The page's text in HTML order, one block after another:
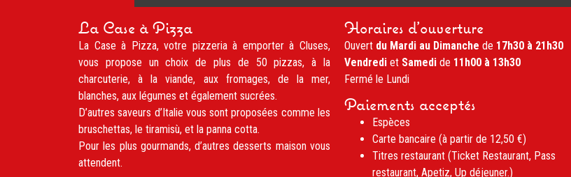
La Case à Pizza
La Case à Pizza, votre pizzeria à emporter à Cluses,
vous propose un choix de plus de 50 pizzas, à la
charcuterie, à la viande, aux fromages, de la mer,
blanches, aux légumes et également sucrées.
D’autres saveurs d’Italie vous sont proposées comme les
bruschettas, le tiramisù, et la panna cotta.
Pour les plus gourmands, d’autres desserts maison vous
attendent.
Horaires d'ouverture
Ouvert du Mardi au Dimanche de 17h30 à 21h30
Vendredi et Samedi de 11h00 à 13h30
Fermé le Lundi
Paiements acceptés
Espèces
Carte bancaire (à partir de 12,50 €)
Titres restaurant (Ticket Restaurant, Pass
restaurant, Apetiz, Up déjeuner.)